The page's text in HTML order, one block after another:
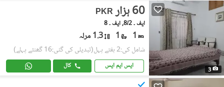
3
PKR 60 ہزار
ایف ۔ 8/2, ایف ۔ 8
1
1 1.3 مرلہ
شامل کی:2 ہفتے پہل (تبدیلی کی گئی:16 گھنٹے پہلے)
ایس ایم ایس کال